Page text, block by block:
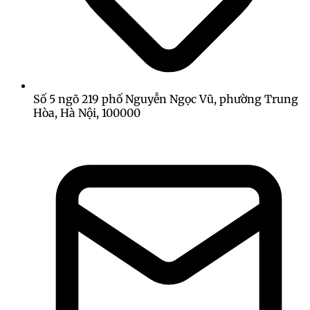
Số 5 ngõ 219 phố Nguyễn Ngọc Vũ, phường Trung
Hòa, Hà Nội, 100000